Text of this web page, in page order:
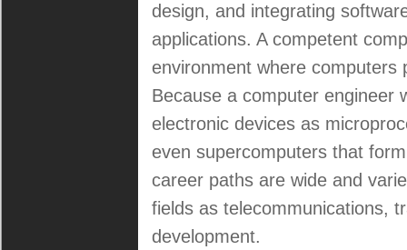
design, and integrating
applications. A competent
environment where
Because a computer engineer
electronic devices as
even supercomputers that
career paths are wide and
fields as telecommunications,
development.